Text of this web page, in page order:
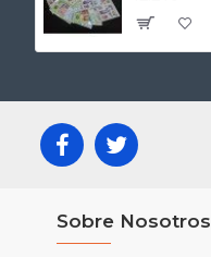
Sobre Nosotros